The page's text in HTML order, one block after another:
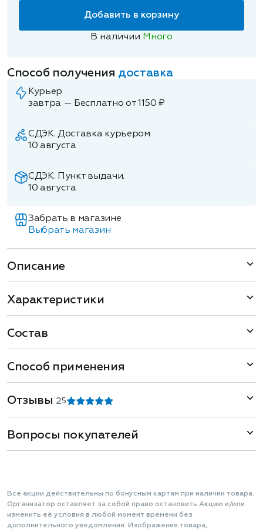
Добавить в корзину
В наличии Много
Способ получения доставка
Курьер
завтра — Бесплатно от 1150 ₽
СДЭК. Доставка курьером
10 августа
СДЭК. Пункт выдачи.
10 августа
Забрать в магазине
Выбрать магазин
Описание
Характеристики
Состав
Способ применения
Отзывы 25
Вопросы покупателей
Все акции действительны по бонусным картам при наличии товара.
Организатор оставляет за собой право остановить Акцию и/или
изменить её условия в любой момент времени без
дополнительного уведомления. Изображения товара,